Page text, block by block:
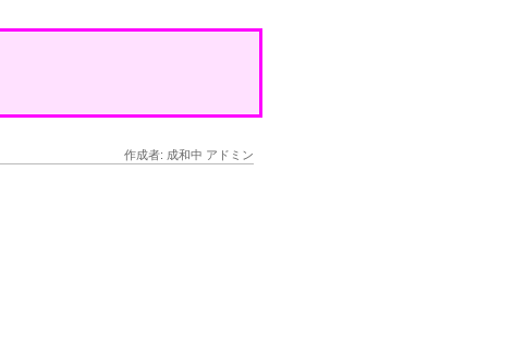
作成者: 成和中 アドミン